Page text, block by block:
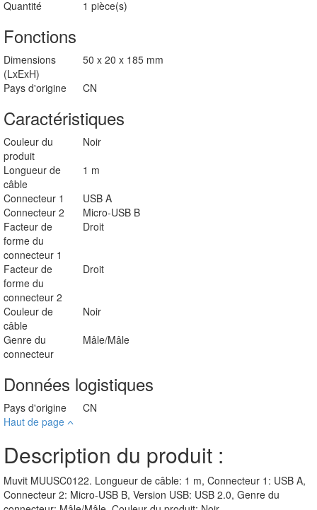
Inclus dans la boite
Type
d'emballage
Quantité
Fonctions
Dimensions
(LxExH)
50 x 20 x 185 mm
Pays d'origine
Caractéristiques
Couleur du
produit
Noir
Longueur de
câble
Connecteur 1
USB A
Connecteur 2
Facteur de
forme du
connecteur 1
Facteur de
forme du
Droit
Couleur de
câble
Noir
Genre du
connecteur
Mâle/Mâle
Données logistiques
Pays d'origine
CN
Haut de page